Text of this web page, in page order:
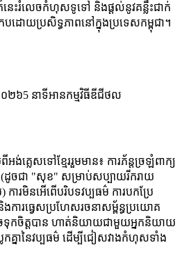
នេះរំលេចកំហុសទូទៅ និងផ្តល់នូវគន្លឹះជាក់
បដោយប្រសិទ្ធភាពនៅក្នុងប្រទេសកម្ពុជា។
០២៦5 នាទីអានកម្មវិធីឌីជីថល
គ្លេសទៅខ្មែររួមមាន៖ ការភ័ន្តច្រឡំពាក្យ
ចជា "សុខ" សម្រាប់សប្បាយរីករាយ
រមិនអើពើបរិបទវប្បធម៌ ការបកប្រែ
ារធ្វេសប្រហែសរចនាសម្ព័ន្ធប្រយោគ
ាចទុកចិត្តបាន ហាត់និយាយជាមួយអ្នកនិយាយ
គ្នានៃវប្បធម៌ ដើម្បីជៀសវាងកំហុសទាំង